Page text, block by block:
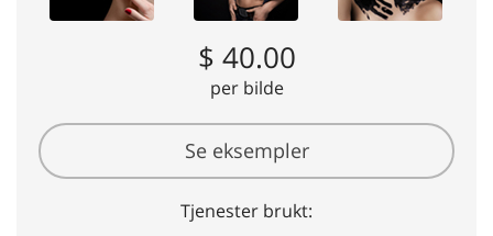
$ 40.00
per bilde
Se eksempler
Tjenester brukt: